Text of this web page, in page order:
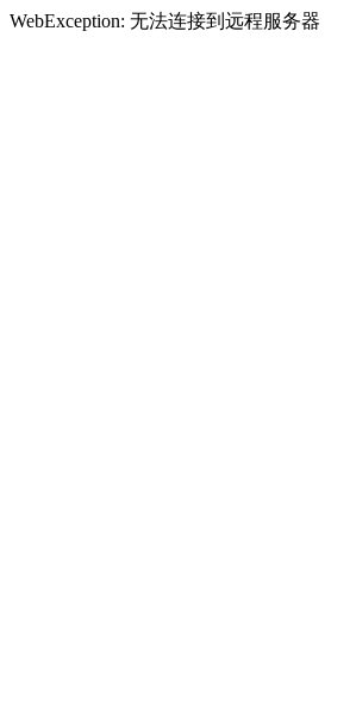
WebException: 无法连接到远程服务器